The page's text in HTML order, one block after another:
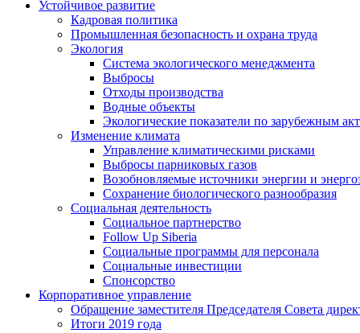
Устойчивое развитие
Кадровая политика
Промышленная безопасность и охрана труда
Экология
Система экологического менеджмента
Выбросы
Отходы производства
Водные объекты
Экологические показатели по зарубежным
Изменение климата
Управление климатическими рисками
Выбросы парниковых газов
Возобновляемые источники энергии и
Сохранение биологического разнообразия
Социальная деятельность
Социальное партнерство
Follow Up Siberia
Социальные программы для персонала
Социальные инвестиции
Спонсорство
Корпоративное управление
Обращение заместителя Председателя Совета
Итоги 2019 года